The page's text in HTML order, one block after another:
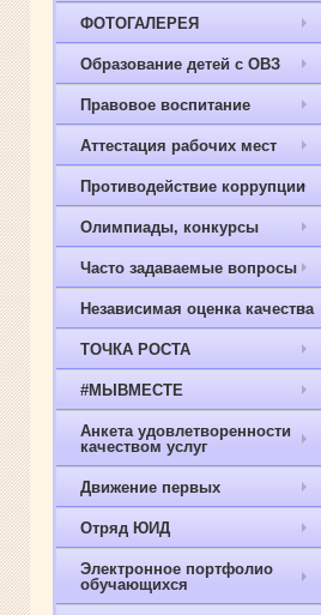
ФОТОГАЛЕРЕЯ
Образование детей с ОВЗ
Правовое воспитание
Аттестация рабочих мест
Противодействие коррупции
Олимпиады, конкурсы
Часто задаваемые вопросы
Независимая оценка качества
ТОЧКА РОСТА
#МЫВМЕСТЕ
Анкета удовлетворенности
качеством услуг
Движение первых
Отряд ЮИД
Электронное портфолио
обучающихся